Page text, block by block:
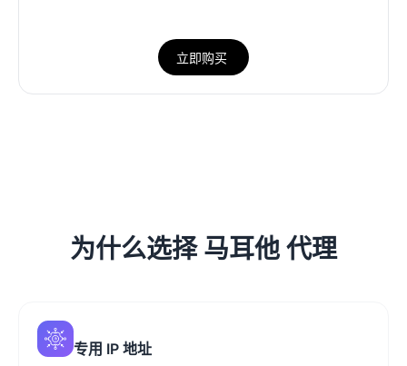
立即购买
为什么选择 马耳他 代理
专用 IP 地址